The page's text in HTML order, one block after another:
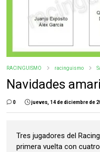
RACINGUISMO racinguismo
Navidades
0 jueves, 14 de diciembre de
Tres jugadores del
primera vuelta con